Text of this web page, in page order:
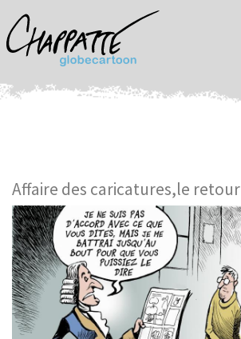
Affaire des caricatures,le retour